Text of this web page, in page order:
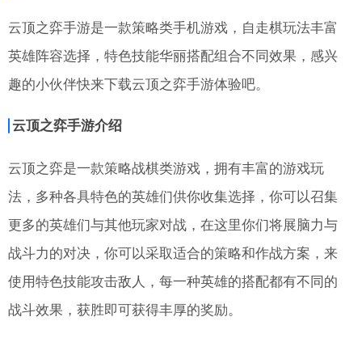
云顶之弈手游是一款策略类手机游戏，自走棋玩法丰富
英雄阵容选择，特色技能华丽搭配组合不同效果，感兴
趣的小伙伴快来下载云顶之弈手游体验吧。
云顶之弈手游介绍
云顶之弈是一款策略战棋类游戏，拥有丰富的游戏玩
法，多种各具特色的英雄们供你收集选择，你可以召集
更多的英雄们与其他玩家对战，在这里你们将展脑力与
战斗力的对决，你可以采取适合的策略和作战方案，来
使用特色技能攻击敌人，每一种英雄的搭配都有不同的
战斗效果，获胜即可获得丰厚的奖励。